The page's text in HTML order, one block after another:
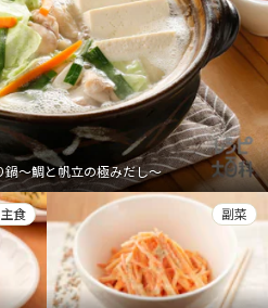
合わせ
トマト
とうもろこし
ゴーヤ
～鯛と帆立の極みだし～
主食 副菜